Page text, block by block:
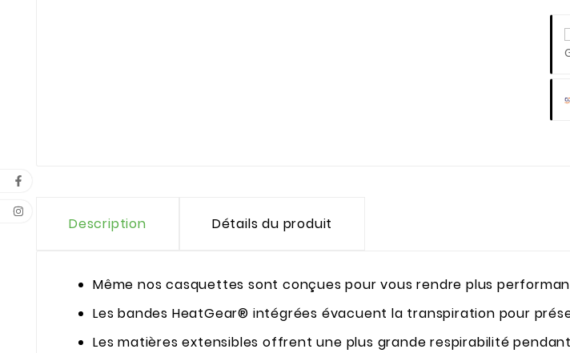
Description Détails du produit
Même nos casquettes sont conçues pour vous rendre plus
Les bandes HeatGear® intégrées évacuent la transpiration pour
Les matières extensibles offrent une plus grande respirabilité